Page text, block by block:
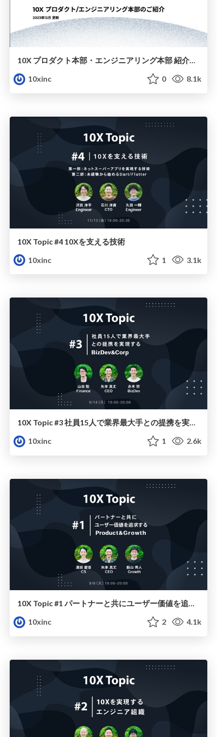
10X プロダクト本部・エンジニアリング本部 紹介資料
10xinc
0 8.1k
10X Topic #4 10Xを支える技術
10xinc
1 3.1k
10X Topic #3 社員15人で業界最大手との提携を実現するBizDev&Corp
10xinc
1 2.6k
10X Topic #1 パートナーと共にユーザー価値を追求するProduct&Growth
10xinc
2 4.1k